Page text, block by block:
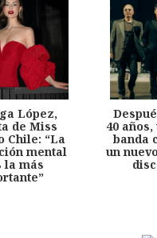
López,
de Miss
Chile: “La
mental
la más
40
banda
un